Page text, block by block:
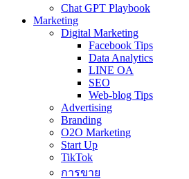
Chat GPT Playbook
Marketing
Digital Marketing
Facebook Tips
Data Analytics
LINE OA
SEO
Web-blog Tips
Advertising
Branding
O2O Marketing
Start Up
TikTok
การขาย